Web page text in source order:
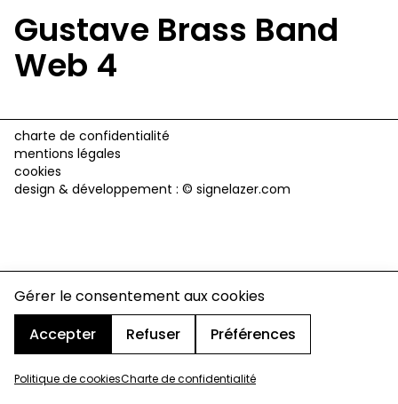
Gérer le consentement aux cookies
Accepter
Refuser Préférences
Politique de cookiesCharte de confidentialité
Gustave Brass Band
Web 4
charte de confidentialité
mentions légales
cookies
design & développement : © signelazer.com